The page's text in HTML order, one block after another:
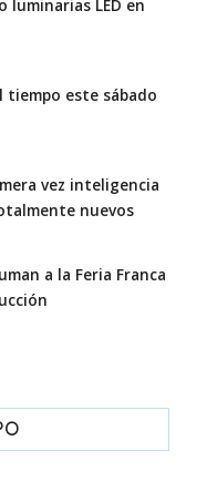
luminarias LED en
tiempo este sábado
vez inteligencia
nuevos
a la Feria Franca